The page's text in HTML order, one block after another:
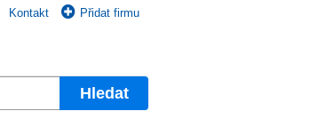
Kontakt Přidat firmu
Hledat